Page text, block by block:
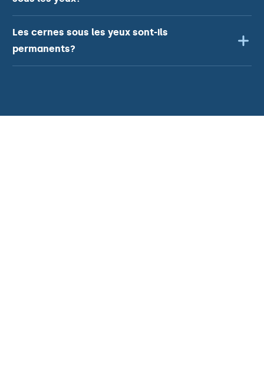
Les cernes sous les yeux sont-ils
permanents?